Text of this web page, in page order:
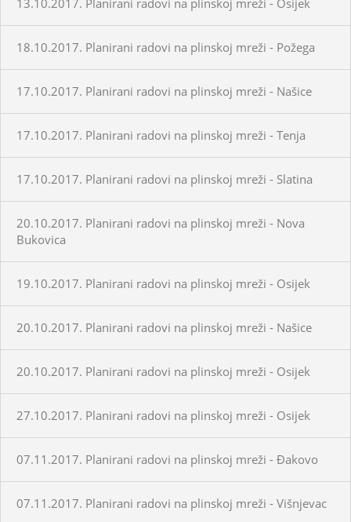
18.10.2017. Planirani radovi na plinskoj mreži - Požega
17.10.2017. Planirani radovi na plinskoj mreži - Našice
17.10.2017. Planirani radovi na plinskoj mreži - Tenja
17.10.2017. Planirani radovi na plinskoj mreži - Slatina
20.10.2017. Planirani radovi na plinskoj mreži - Nova
Bukovica
19.10.2017. Planirani radovi na plinskoj mreži - Osijek
20.10.2017. Planirani radovi na plinskoj mreži - Našice
20.10.2017. Planirani radovi na plinskoj mreži - Osijek
27.10.2017. Planirani radovi na plinskoj mreži - Osijek
07.11.2017. Planirani radovi na plinskoj mreži - Đakovo
07.11.2017. Planirani radovi na plinskoj mreži - Višnjevac